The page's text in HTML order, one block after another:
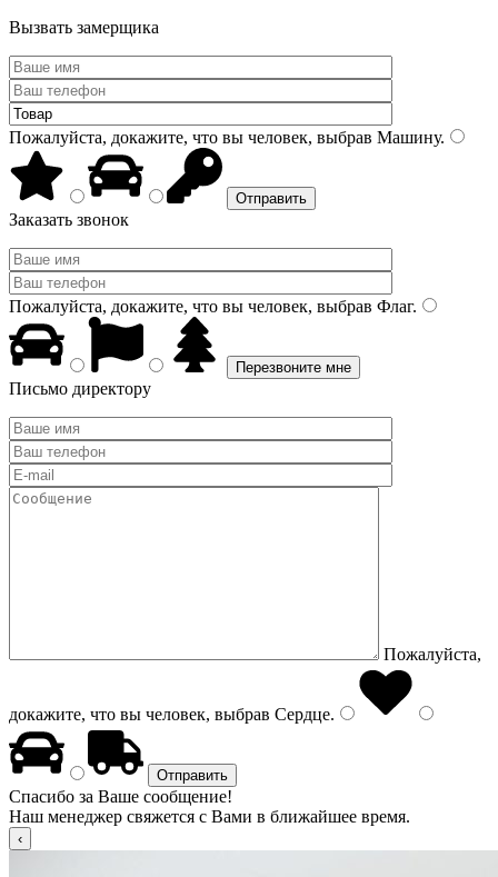
Вызвать замерщика
Пожалуйста, докажите, что вы человек, выбрав Машину.
Заказать звонок
Пожалуйста, докажите, что вы человек, выбрав Флаг.
Письмо директору
Пожалуйста,
докажите, что вы человек, выбрав Сердце.
Спасибо за Ваше сообщение!
Наш менеджер свяжется с Вами в ближайшее время.